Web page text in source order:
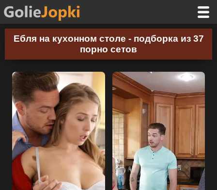
Ебля на кухонном столе - подборка из 37
порно сетов